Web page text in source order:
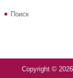
Поиск
Copyright ©